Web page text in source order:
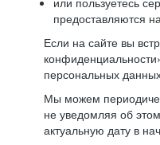
предоставляются
Если на сайте вы
персональных
Мы можем
не уведомляя об
актуальную дату в